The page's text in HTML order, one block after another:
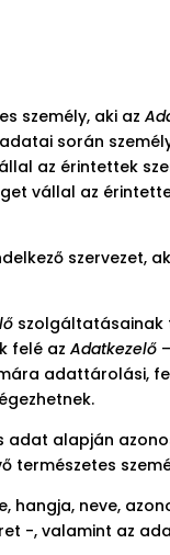
személy, aki az
során
az érintettek
vállal az
szervezet,
szolgáltatásainak
felé azAdatkezelő
adattárolási,
adat alapján
természetes
neve,
-, valamint az